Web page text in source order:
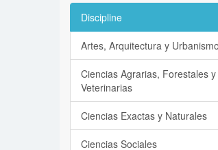
Discipline
Artes, Arquitectura y Urbanismo
Ciencias Agrarias, Forestales y
Veterinarias
Ciencias Exactas y Naturales
Ciencias Sociales